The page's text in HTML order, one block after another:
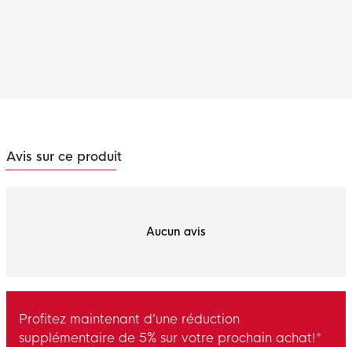
Avis sur ce produit
Aucun avis
Profitez maintenant d’une réduction
supplémentaire de 5% sur votre prochain achat!*